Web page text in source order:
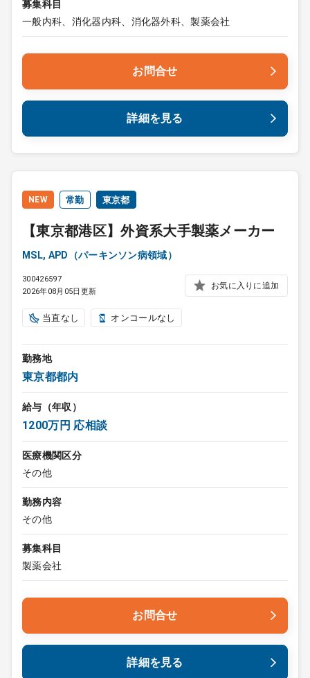
募集科目
一般内科、消化器内科、消化器外科、製薬会社
お問合せ
詳細を見る
NEW 常勤 東京都
【東京都港区】外資系大手製薬メーカー
MSL, APD（パーキンソン病領域）
300426597
2026年08月05日更新
お気に入りに追加
当直なし オンコールなし
勤務地
東京都都内
給与（年収）
1200万円 応相談
医療機関区分
その他
勤務内容
その他
募集科目
製薬会社
お問合せ
詳細を見る